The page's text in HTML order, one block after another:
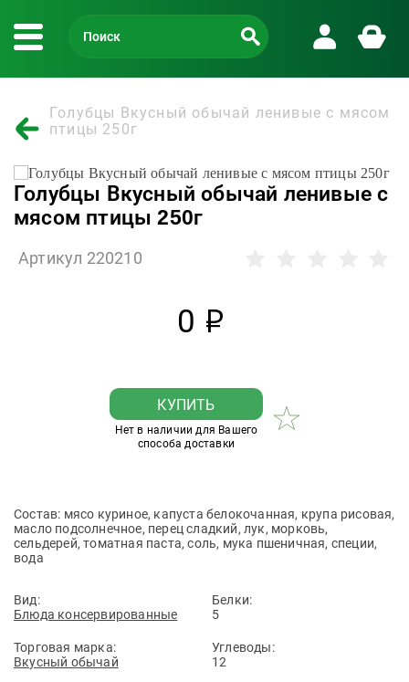
Голубцы Вкусный обычай ленивые с мясом
птицы 250г
Голубцы Вкусный обычай ленивые с
мясом птицы 250г
Артикул 220210
0 р
КУПИТЬ
Нет в наличии для Вашего
способа доставки
Состав: мясо куриное, капуста белокочанная, крупа рисовая,
масло подсолнечное, перец сладкий, лук, морковь,
сельдерей, томатная паста, соль, мука пшеничная, специи,
вода
Вид:
Блюда консервированные
Торговая марка:
Вкусный обычай
Белки:
5
Углеводы:
12